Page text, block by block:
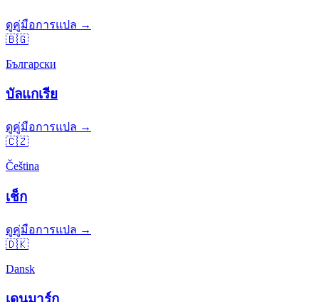
ดูคู่มือการแปล →
🇧🇬
Български
บัลแกเรีย
ดูคู่มือการแปล →
🇨🇿
Čeština
เช็ก
ดูคู่มือการแปล →
🇩🇰
Dansk
เดนมาร์ก